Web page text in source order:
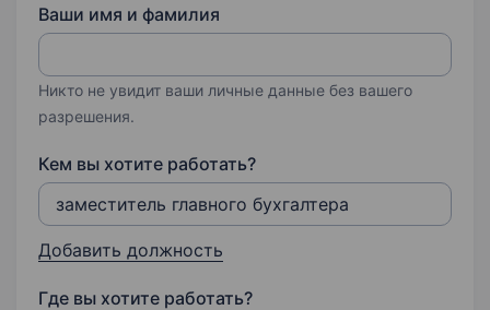
Ваши имя и фамилия
Никто не увидит ваши личные данные без вашего
разрешения.
Кем вы хотите работать?
Добавить должность
Где вы хотите работать?